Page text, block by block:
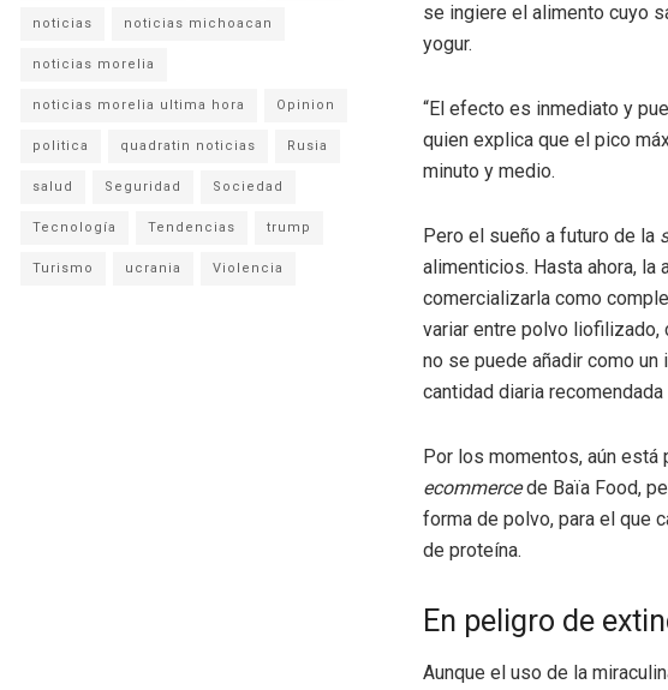
se ingiere el alimento cuyo
yogur.
“El efecto es inmediato y
quien explica que el pico
minuto y medio.
Pero el sueño a futuro de la
alimenticios. Hasta ahora, la
comercializarla como
variar entre polvo liofilizado,
no se puede añadir como un
cantidad diaria
Por los momentos, aún está
ecommercede Baïa Food,
forma de polvo, para el que
de proteína.
En peligro de
Aunque el uso de la
noticias noticias michoacan
noticias morelia
noticias morelia ultima hora Opinion
politica quadratin noticias Rusia
salud Seguridad Sociedad
Tecnología Tendencias trump
Turismo ucrania Violencia